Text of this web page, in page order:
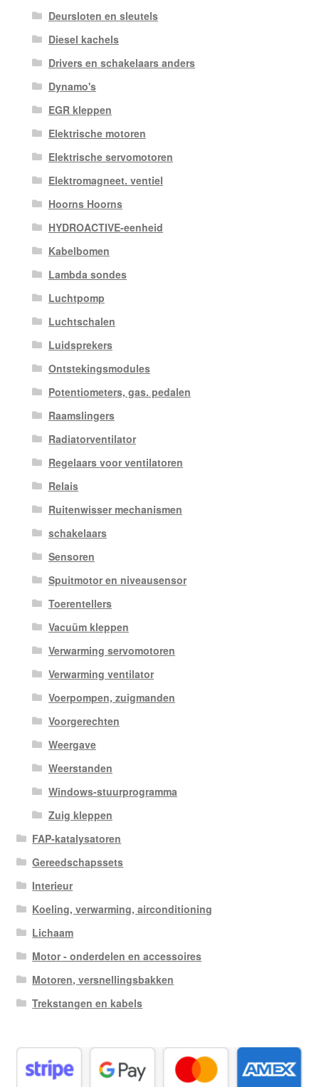
Deursloten en sleutels
Diesel kachels
Drivers en schakelaars anders
Dynamo's
EGR kleppen
Elektrische motoren
Elektrische servomotoren
Elektromagneet. ventiel
Hoorns Hoorns
HYDROACTIVE-eenheid
Kabelbomen
Lambda sondes
Luchtpomp
Luchtschalen
Luidsprekers
Ontstekingsmodules
Potentiometers, gas. pedalen
Raamslingers
Radiatorventilator
Regelaars voor ventilatoren
Relais
Ruitenwisser mechanismen
schakelaars
Sensoren
Spuitmotor en niveausensor
Toerentellers
Vacuüm kleppen
Verwarming servomotoren
Verwarming ventilator
Voerpompen, zuigmanden
Voorgerechten
Weergave
Weerstanden
Windows-stuurprogramma
Zuig kleppen
FAP-katalysatoren
Gereedschapssets
Interieur
Koeling, verwarming, airconditioning
Lichaam
Motor - onderdelen en accessoires
Motoren, versnellingsbakken
Trekstangen en kabels